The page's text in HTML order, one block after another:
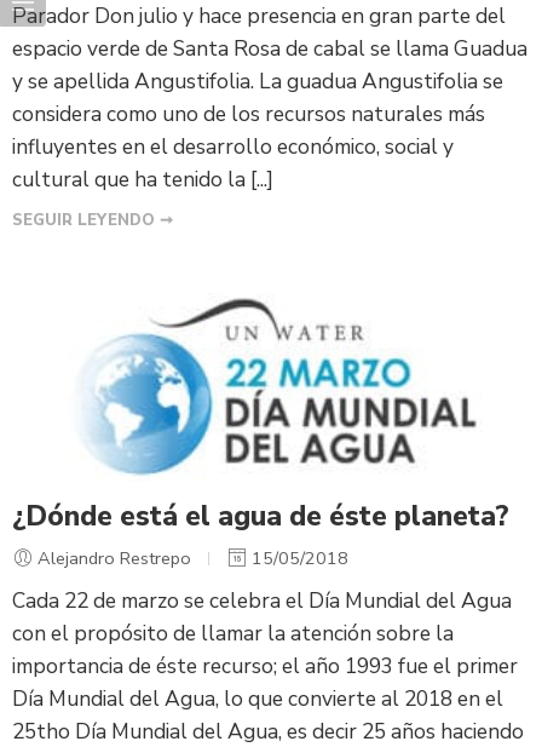
Parador Don julio y hace presencia en gran parte del
espacio verde de Santa Rosa de cabal se llama Guadua
y se apellida Angustifolia. La guadua Angustifolia se
considera como uno de los recursos naturales más
influyentes en el desarrollo económico, social y
cultural que ha tenido la [...]
SEGUIR LEYENDO ➞
¿Dónde está el agua de éste planeta?
Alejandro Restrepo 15/05/2018
Cada 22 de marzo se celebra el Día Mundial del Agua
con el propósito de llamar la atención sobre la
importancia de éste recurso; el año 1993 fue el primer
Día Mundial del Agua, lo que convierte al 2018 en el
25tho Día Mundial del Agua, es decir 25 años haciendo